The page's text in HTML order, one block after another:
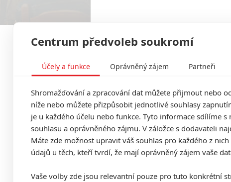
Centrum předvoleb soukromí
Účely a funkce Oprávněný zájem Partneři
Shromažďování a zpracování dat můžete přijmout nebo
níže nebo můžete přizpůsobit jednotlivé souhlasy
je u každého účelu nebo funkce. Tyto informace sdílíme s
souhlasu a oprávněného zájmu. V záložce s dodavateli
Máte zde možnost upravit váš souhlas pro každého z
údajů u těch, kteří tvrdí, že mají oprávněný zájem vaše
Vaše volby zde jsou relevantní pouze pro tuto konkrétní